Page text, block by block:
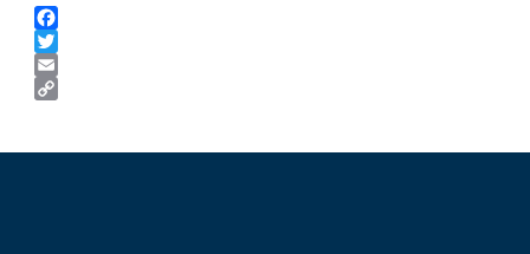
Facebook
Twitter
Email